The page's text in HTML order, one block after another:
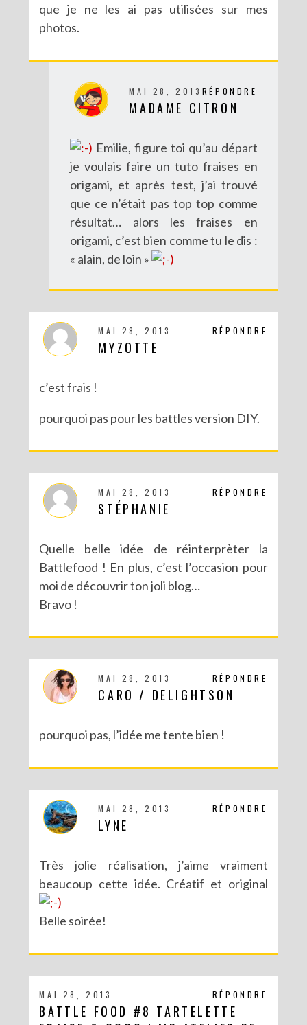
que je ne les ai pas utilisées sur mes
photos.
RÉPONDRE
MAI 28, 2013
MADAME CITRON
Emilie, figure toi qu’au départ
je voulais faire un tuto fraises en
origami, et après test, j’ai trouvé
que ce n’était pas top top comme
résultat… alors les fraises en
origami, c’est bien comme tu le dis :
« alain, de loin »
RÉPONDRE
MAI 28, 2013
MYZOTTE
c’est frais !
pourquoi pas pour les battles version DIY.
RÉPONDRE
MAI 28, 2013
STÉPHANIE
Quelle belle idée de réinterprèter la
Battlefood ! En plus, c’est l’occasion pour
moi de découvrir ton joli blog…
Bravo !
RÉPONDRE
MAI 28, 2013
CARO / DELIGHTSON
pourquoi pas, l’idée me tente bien !
RÉPONDRE
MAI 28, 2013
LYNE
Très jolie réalisation, j’aime vraiment
beaucoup cette idée. Créatif et original
Belle soirée!
RÉPONDRE
MAI 28, 2013
BATTLE FOOD #8 TARTELETTE